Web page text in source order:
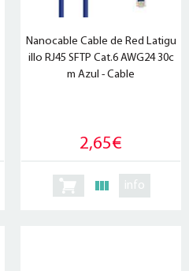
Nanocable Cable de Red Latigu
illo RJ45 SFTP Cat.6 AWG24 30c
m Azul - Cable
2,65€
info